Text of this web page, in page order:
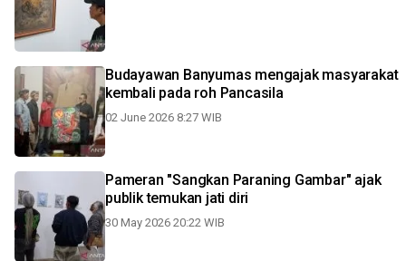
Budayawan Banyumas mengajak masyarakat
kembali pada roh Pancasila
02 June 2026 8:27 WIB
Pameran "Sangkan Paraning Gambar" ajak
publik temukan jati diri
30 May 2026 20:22 WIB